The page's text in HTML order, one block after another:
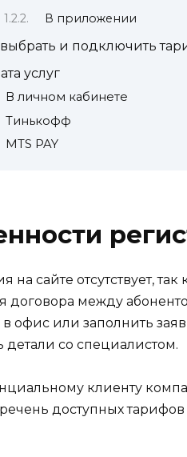
В приложении
выбрать и подключить
услуг
В личном кабинете
Тинькофф
MTS PAY
на сайте отсутствует,
договора между
в офис или заполнить
детали со специалистом.
клиенту
доступных тарифов